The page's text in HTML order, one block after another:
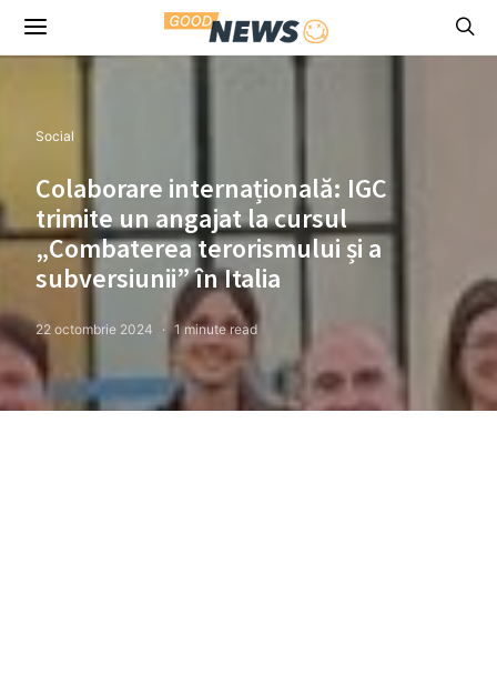
Social
Colaborare internațională: IGC
trimite un angajat la cursul
„Combaterea terorismului și a
subversiunii” în Italia
22 octombrie 2024 1 minute read